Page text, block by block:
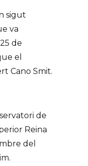
sigut
va
de
el
Cano Smit.
de
Reina
del